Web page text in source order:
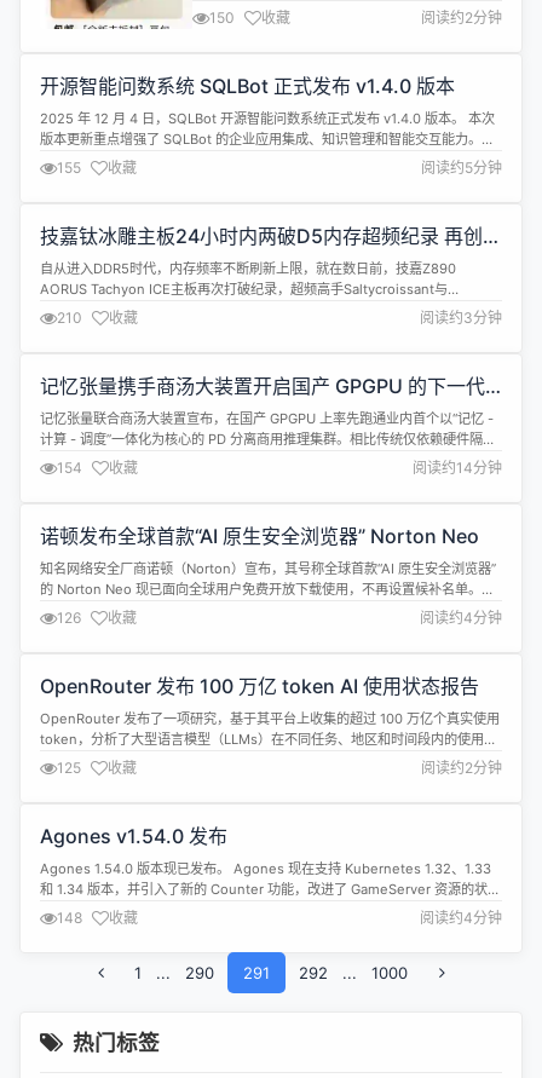
封机型报价已达 7999 – 9999 元，相较官方 3499
元定价溢价超过一倍。 与此同时，昨日社交媒体出现
对于“豆包手机”的分化评价。 魅族科技公开表示期待
象空间，并强调 Flyme AIOS 2 同样以系统级自...
150 收藏 阅读约2分钟
开源智能问数系统 SQLBot 正式发
布 v1.4.0 版本
2025 年 12 月 4 日，SQLBot 开源智能问数系统正
式发布 v1.4.0 版本。 本次版本更新重点增强了
SQLBot 的企业应用集成、知识管理和智能交互能
OAuth2、OIDC 三种企业级身份认证方式，支持术
能过滤。在交互层面，新版 SQL...
阅读约5分钟
技嘉钛冰雕主板24小时内两破D5内
存超频纪录 再创巅峰
自从进入DDR5时代，内存频率不断刷新上限，就在
数日前，技嘉Z890 AORUS Tachyon ICE主板再次
打破纪录，超频高手Saltycroissant与Sergmann先
13407MT/s推升至13530MT/s，刷新行业极限。 根
序（CL68-127-127-12...
阅读约3分钟
记忆张量携手商汤大装置开启国产
GPGPU 的下一代推理新范式
记忆张量联合商汤大装置宣布，在国产 GPGPU 上率
先跑通业内首个以“记忆 - 计算 - 调度”一体化为核心
的 PD 分离商用推理集群。相比传统仅依赖硬件隔离
品 MemOS 的激活记忆体系深度耦合，使 Prefill 批
在真实 C 端负载下实现单卡并发效率提...
阅读约14分钟
诺顿发布全球首款“AI 原生安全浏览器” Norton Neo
知名网络安全厂商诺顿（Norton）宣布，其号称全球首款“AI 原生安全浏览器”
的 Norton Neo 现已面向全球用户免费开放下载使用，不再设置候补名单。该
产品由诺顿所属母公司 Gen Digital 推出，主打在人工智能迅速重塑上网体验
的背景下，为用户提供更安全、更智能且更易掌控隐私的浏览方式。 下载地
址：https://neobrowser.ai/ ...
126 收藏 阅读约4分钟
OpenRouter 发布 100 万亿 token
AI 使用状态报告
OpenRouter 发布了一项研究，基于其平台上收集的
超过 100 万亿个真实使用 token，分析了大型语言
模型（LLMs）在不同任务、地区和时间段内的使用
用的推理模型 o1以来，LLMs 的使用方式发生了显著
长，特别是在创意角色扮演和编程辅助等领域，超出
了...
阅读约2分钟
Agones v1.54.0 发布
Agones 1.54.0 版本现已发布。 Agones 现在支持 Kubernetes 1.32、1.33
和 1.34 版本，并引入了新的 Counter 功能，改进了 GameServer 资源的状态
管理和可见性，同时修复了一个相关的更新问题。由于取消了对标准 HTTPS
endpoints 的 caBundle 依赖，自动扩缩容配置变得更加简便。此外...
148 收藏 阅读约4分钟
1 ... 290 291 292 ... 1000
热门标签